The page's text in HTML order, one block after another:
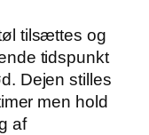
tilsættes og
tidspunkt
Dejen stilles
men hold
af